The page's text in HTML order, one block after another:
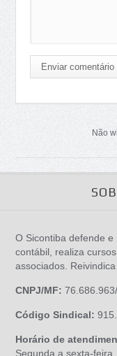
Enviar comentário
Não
O Sicontiba defende
contábil, realiza
associados.
CNPJ/MF:
Código Sindical:
Horário de
Segunda a sexta-